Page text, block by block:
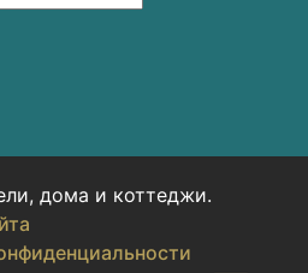
дома и коттеджи.